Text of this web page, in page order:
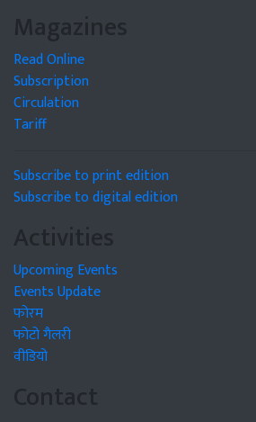
Magazines
Read Online
Subscription
Circulation
Tariff
Subscribe to print edition
Subscribe to digital edition
Activities
Upcoming Events
Events Update
फोरम
फोटो गैलरी
वीडियो
Contact